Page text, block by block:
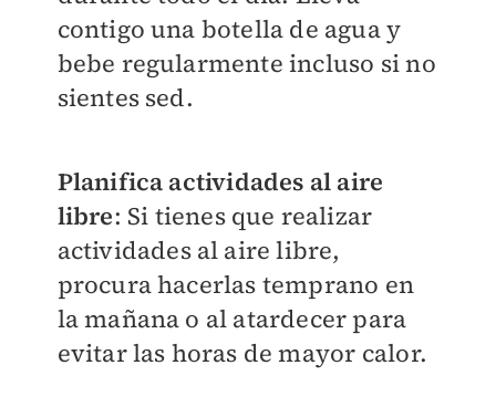
contigo una botella de agua y
bebe regularmente incluso si no
sientes sed.
Planifica actividades al aire
libre: Si tienes que realizar
actividades al aire libre,
procura hacerlas temprano en
la mañana o al atardecer para
evitar las horas de mayor calor.